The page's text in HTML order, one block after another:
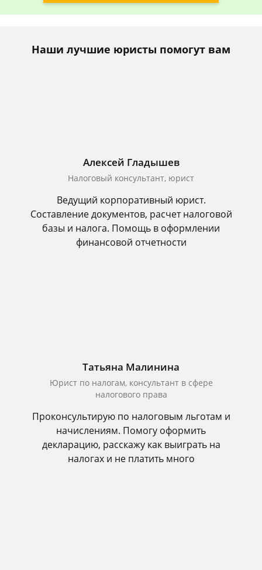
Наши лучшие юристы помогут вам
Алексей Гладышев
Налоговый консультант, юрист
Ведущий корпоративный юрист.
Составление документов, расчет налоговой
базы и налога. Помощь в оформлении
финансовой отчетности
Татьяна Малинина
Юрист по налогам, консультант в сфере
налогового права
Проконсультирую по налоговым льготам и
начислениям. Помогу оформить
декларацию, расскажу как выиграть на
налогах и не платить много